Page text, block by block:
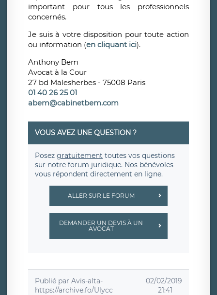
important pour tous les professionnels
concernés.
Je suis à votre disposition pour toute action
ou information (en cliquant ici).
Anthony Bem
Avocat à la Cour
27 bd Malesherbes - 75008 Paris
01 40 26 25 01
abem@cabinetbem.com
VOUS AVEZ UNE QUESTION ?
Posez gratuitement toutes vos questions
sur notre forum juridique. Nos bénévoles
vous répondent directement en ligne.
ALLER SUR LE FORUM
DEMANDER UN DEVIS À UN
AVOCAT
Publié par Avis-alta-
https://archive.fo/Ulycc
02/02/2019
21:41